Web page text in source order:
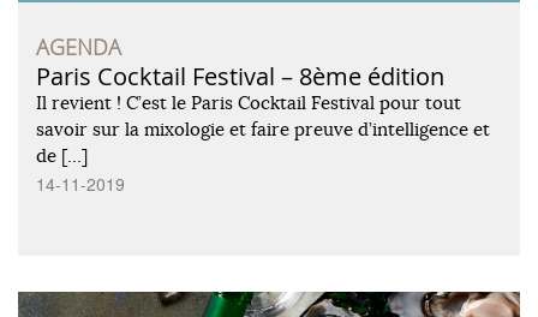
AGENDA
Paris Cocktail Festival – 8ème édition
Il revient ! C’est le Paris Cocktail Festival pour tout
savoir sur la mixologie et faire preuve d’intelligence et
de […]
14-11-2019